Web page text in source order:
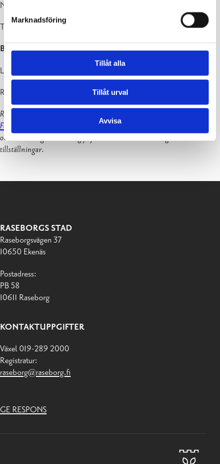
Marknadsföring
Tillåt alla
Tillåt urval
Avvisa
Novago Företagsutveckling Ab
Tfn 019 369 1865, info@novago.fi
Besöksadresser
Lojo, Nummisvägen 12-14
Raseborg, Raseborgsvägen 9, Ekenäs
Raseborg är med i Västra Nylands kommunägda företag
Företagsutveckling Ab
som hjälper företagare med uppstart, tillväxt
och utveckling. Det är avgiftsfritt att delta i utbildningar och andra
tillställningar.
RASEBORGS STAD
Raseborgsvägen 37
10650 Ekenäs
Postadress:
PB 58
10611 Raseborg
KONTAKTUPPGIFTER
Växel 019-289 2000
Registratur:
raseborg@raseborg.fi
GE RESPONS